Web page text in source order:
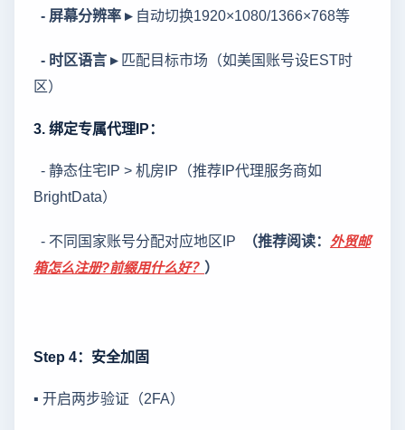
- 屏幕分辨率 ▸自动切换1920×1080/1366×768等
- 时区语言 ▸匹配目标市场（如美国账号设EST时
区）
3. 绑定专属代理IP：
- 静态住宅IP > 机房IP（推荐IP代理服务商如
BrightData）
- 不同国家账号分配对应地区IP （推荐阅读： 外贸邮
箱怎么注册?前缀用什么好？ ）
Step 4：安全加固
▪ 开启两步验证（2FA）